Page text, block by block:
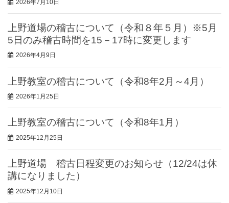
2026年7月10日
上野道場の稽古について（令和８年５月）※5月
5日のみ稽古時間を15－17時に変更します
2026年4月9日
上野教室の稽古について（令和8年2月～4月）
2026年1月25日
上野教室の稽古について（令和8年1月）
2025年12月25日
上野道場 稽古日程変更のお知らせ（12/24は休
講になりました）
2025年12月10日